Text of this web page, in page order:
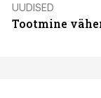
UUDISED
Tootmine